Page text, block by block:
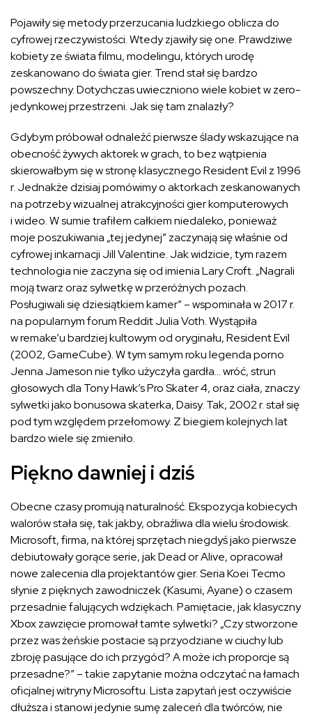
Pojawiły się metody przerzucania ludzkiego oblicza do
cyfrowej rzeczywistości. Wtedy zjawiły się one. Prawdziwe
kobiety ze świata filmu, modelingu, których urodę
zeskanowano do świata gier. Trend stał się bardzo
powszechny. Dotychczas uwieczniono wiele kobiet w zero-
jedynkowej przestrzeni. Jak się tam znalazły?
Gdybym próbował odnaleźć pierwsze ślady wskazujące na
obecność żywych aktorek w grach, to bez wątpienia
skierowałbym się w stronę klasycznego Resident Evil z 1996
r. Jednakże dzisiaj pomówimy o aktorkach zeskanowanych
na potrzeby wizualnej atrakcyjności gier komputerowych
i wideo. W sumie trafiłem całkiem niedaleko, ponieważ
moje poszukiwania „tej jedynej” zaczynają się właśnie od
cyfrowej inkarnacji Jill Valentine. Jak widzicie, tym razem
technologia nie zaczyna się od imienia Lary Croft. „Nagrali
moją twarz oraz sylwetkę w przeróżnych pozach.
Posługiwali się dziesiątkiem kamer” – wspominała w 2017 r.
na popularnym forum Reddit Julia Voth. Wystąpiła
w remake’u bardziej kultowym od oryginału, Resident Evil
(2002, GameCube). W tym samym roku legenda porno
Jenna Jameson nie tylko użyczyła gardła… wróć, strun
głosowych dla Tony Hawk’s Pro Skater 4, oraz ciała, znaczy
sylwetki jako bonusowa skaterka, Daisy. Tak, 2002 r. stał się
pod tym względem przełomowy. Z biegiem kolejnych lat
bardzo wiele się zmieniło.
Piękno dawniej i dziś
Obecne czasy promują naturalność. Ekspozycja kobiecych
walorów stała się, tak jakby, obraźliwa dla wielu środowisk.
Microsoft, firma, na której sprzętach niegdyś jako pierwsze
debiutowały gorące serie, jak Dead or Alive, opracował
nowe zalecenia dla projektantów gier. Seria Koei Tecmo
słynie z pięknych zawodniczek (Kasumi, Ayane) o czasem
przesadnie falujących wdziękach. Pamiętacie, jak klasyczny
Xbox zawzięcie promował tamte sylwetki? „Czy stworzone
przez was żeńskie postacie są przyodziane w ciuchy lub
zbroję pasujące do ich przygód? A może ich proporcje są
przesadne?” – takie zapytanie można odczytać na łamach
oficjalnej witryny Microsoftu. Lista zapytań jest oczywiście
dłuższa i stanowi jedynie sumę zaleceń dla twórców, nie